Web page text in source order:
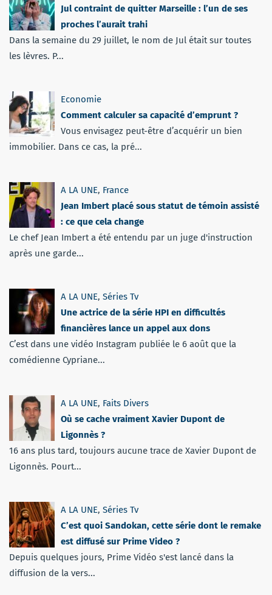
Jul contraint de quitter Marseille : l’un de ses
proches l’aurait trahi
Dans la semaine du 29 juillet, le nom de Jul était sur toutes
les lèvres. P...
Economie
Comment calculer sa capacité d’emprunt ?
Vous envisagez peut-être d’acquérir un bien
immobilier. Dans ce cas, la pré...
A LA UNE, France
Jean Imbert placé sous statut de témoin assisté
: ce que cela change
Le chef Jean Imbert a été entendu par un juge d'instruction
après une garde...
A LA UNE, Séries Tv
Une actrice de la série HPI en difficultés
financières lance un appel aux dons
C’est dans une vidéo Instagram publiée le 6 août que la
comédienne Cypriane...
A LA UNE, Faits Divers
Où se cache vraiment Xavier Dupont de
Ligonnès ?
16 ans plus tard, toujours aucune trace de Xavier Dupont de
Ligonnès. Pourt...
A LA UNE, Séries Tv
C’est quoi Sandokan, cette série dont le remake
est diffusé sur Prime Video ?
Depuis quelques jours, Prime Vidéo s'est lancé dans la
diffusion de la vers...